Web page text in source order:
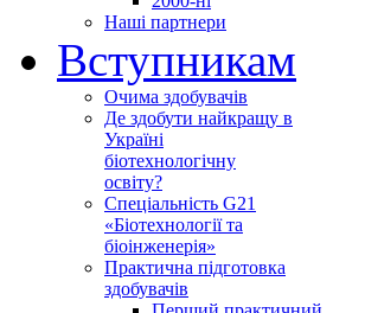
Наші партнери
Вступникам
Очима здобувачів
Де здобути найкращу в
Україні
біотехнологічну
освіту?
Спеціальність G21
«Біотехнології та
біоінженерія»
Практична підготовка
здобувачів